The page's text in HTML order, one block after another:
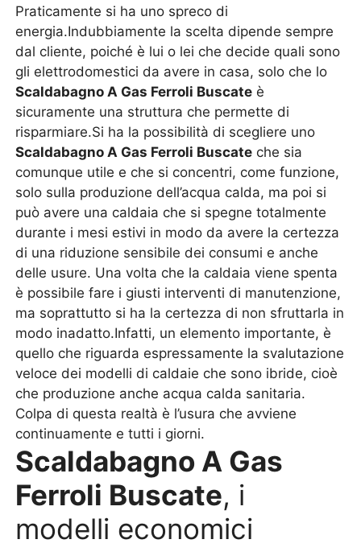
Praticamente si ha uno spreco di
energia.Indubbiamente la scelta dipende sempre
dal cliente, poiché è lui o lei che decide quali sono
gli elettrodomestici da avere in casa, solo che lo
Scaldabagno A Gas Ferroli Buscate è
sicuramente una struttura che permette di
risparmiare.Si ha la possibilità di scegliere uno
Scaldabagno A Gas Ferroli Buscate che sia
comunque utile e che si concentri, come funzione,
solo sulla produzione dell’acqua calda, ma poi si
può avere una caldaia che si spegne totalmente
durante i mesi estivi in modo da avere la certezza
di una riduzione sensibile dei consumi e anche
delle usure. Una volta che la caldaia viene spenta
è possibile fare i giusti interventi di manutenzione,
ma soprattutto si ha la certezza di non sfruttarla in
modo inadatto.Infatti, un elemento importante, è
quello che riguarda espressamente la svalutazione
veloce dei modelli di caldaie che sono ibride, cioè
che produzione anche acqua calda sanitaria.
Colpa di questa realtà è l’usura che avviene
continuamente e tutti i giorni.
Scaldabagno A Gas
Ferroli Buscate, i
modelli economici